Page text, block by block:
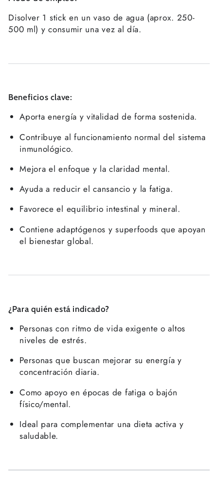
Disolver 1 stick en un vaso de agua (aprox. 250-
500 ml) y consumir una vez al día.
Beneficios clave:
Aporta energía y vitalidad de forma sostenida.
Contribuye al funcionamiento normal del sistema
inmunológico.
Mejora el enfoque y la claridad mental.
Ayuda a reducir el cansancio y la fatiga.
Favorece el equilibrio intestinal y mineral.
Contiene adaptógenos y superfoods que apoyan
el bienestar global.
¿Para quién está indicado?
Personas con ritmo de vida exigente o altos
niveles de estrés.
Personas que buscan mejorar su energía y
concentración diaria.
Como apoyo en épocas de fatiga o bajón
físico/mental.
Ideal para complementar una dieta activa y
saludable.
Cal iniciar la sessió